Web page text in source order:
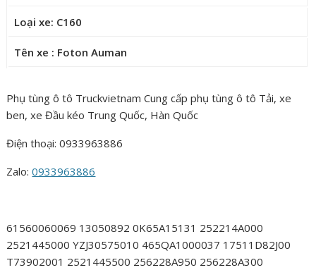
Loại xe: C160
Tên xe : Foton Auman
Phụ tùng ô tô Truckvietnam Cung cấp phụ tùng ô tô Tải, xe
ben, xe Đầu kéo Trung Quốc, Hàn Quốc
Điện thoại: 0933963886
Zalo:0933963886
61560060069 13050892 0K65A15131 252214A000
2521445000 YZJ30575010 465QA1000037 17511D82J00
T73902001 2521445500 256228A950 256228A300